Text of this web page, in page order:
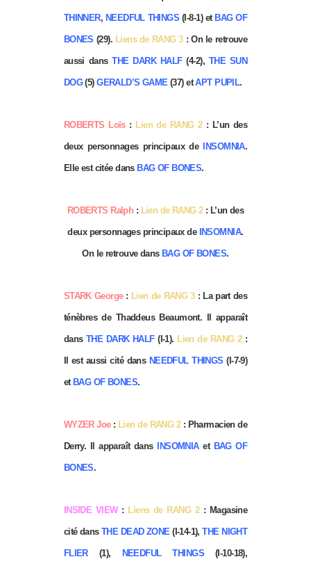
THINNER, NEEDFUL THINGS (I-8-1) et BAG OF
BONES (29). Liens de RANG 3: On le retrouve
aussi dansTHE DARK HALF(4-2), THE SUN
DOG(5)GERALD’S GAME(37) etAPT PUPIL.
ROBERTS Loïs : Lien de RANG 2: L’un des
deux personnages principaux de INSOMNIA.
Elle est citée dans BAG OF BONES.
ROBERTS Ralph : Lien de RANG 2: L’un des
deux personnages principaux deINSOMNIA.
On le retrouve dansBAG OF BONES.
STARK George: Lien de RANG 3: La part des
ténèbres de Thaddeus Beaumont. Il apparaît
dans THE DARK HALF(I-1). Lien de RANG 2:
Il est aussi cité dans NEEDFUL THINGS (I-7-9)
et BAG OF BONES.
WYZER Joe: Lien de RANG 2: Pharmacien de
Derry. Il apparaît dans INSOMNIAet BAG OF
BONES.
INSIDE VIEW : Liens de RANG 2: Magasine
cité dansTHE DEAD ZONE(I-14-1),THE NIGHT
FLIER(1), NEEDFUL THINGS (I-10-18),